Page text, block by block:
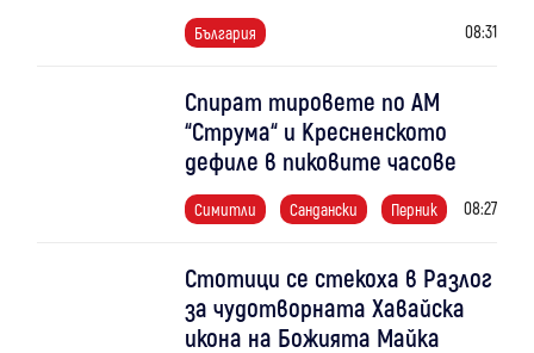
България 08:31
Спират тировете по АМ
“Струма“ и Кресненското
дефиле в пиковите часове
Симитли Сандански Перник 08:27
Стотици се стекоха в Разлог
за чудотворната Хавайска
икона на Божията Майка